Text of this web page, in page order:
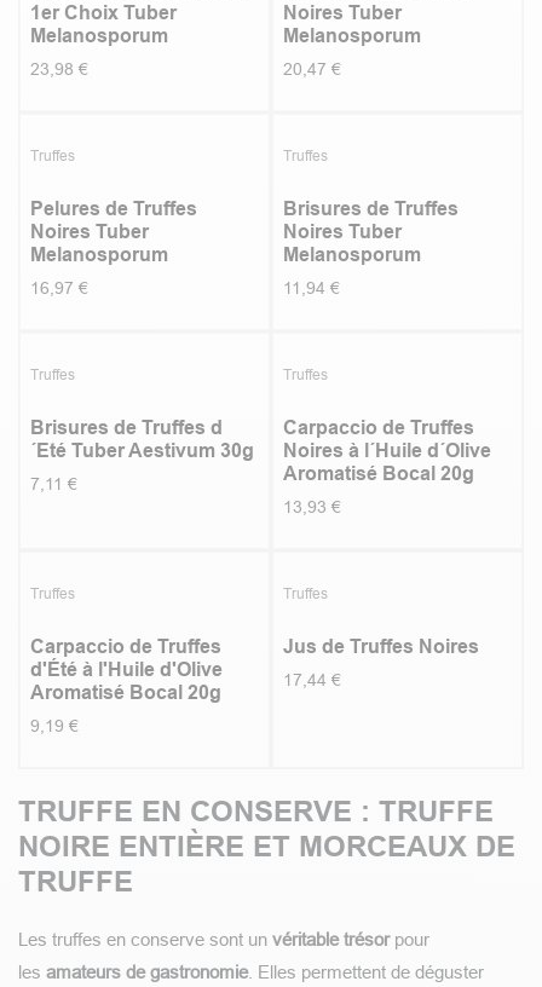
1er Choix Tuber
Melanosporum
23,98 €
Noires Tuber
Melanosporum
20,47 €
Truffes
Pelures de Truffes
Noires Tuber
Melanosporum
16,97 €
Truffes
Brisures de Truffes
Noires Tuber
Melanosporum
11,94 €
Truffes
Brisures de Truffes d
´Eté Tuber Aestivum 30g
7,11 €
Truffes
Carpaccio de Truffes
Noires à l´Huile d´Olive
Aromatisé Bocal 20g
13,93 €
Truffes
Carpaccio de Truffes
d'Été à l'Huile d'Olive
Aromatisé Bocal 20g
9,19 €
Truffes
Jus de Truffes Noires
17,44 €
TRUFFE EN CONSERVE : TRUFFE
NOIRE ENTIÈRE ET MORCEAUX DE
TRUFFE
Les truffes en conserve sont un véritable trésorpour
les amateurs de gastronomie. Elles permettent de déguster